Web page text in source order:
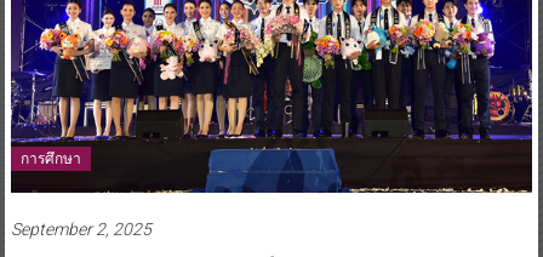
การศึกษา
September 2, 2025